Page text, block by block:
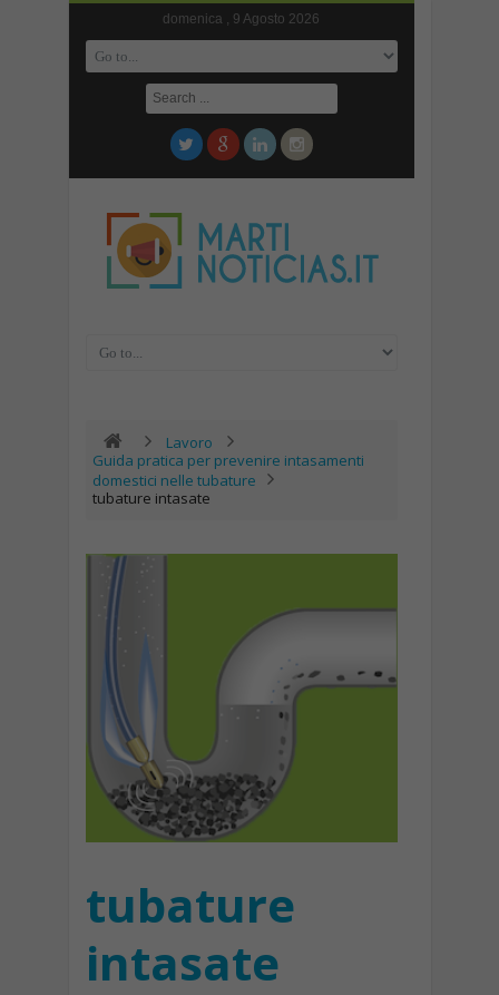
domenica , 9 Agosto 2026
Lavoro
Guida pratica per prevenire intasamenti
domestici nelle tubature
tubature intasate
tubature
intasate